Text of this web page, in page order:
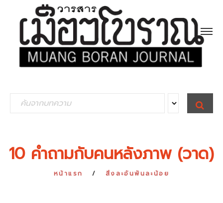
e
c
S
E
A
10 คำถามกับคนหลังภาพ (วาด)
หน้าแรก สิ่งละอันพันละน้อย